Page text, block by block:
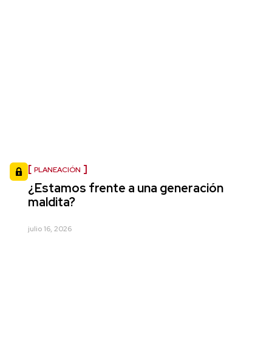
PLANEACIÓN
¿Estamos frente a una generación
maldita?
julio 16, 2026